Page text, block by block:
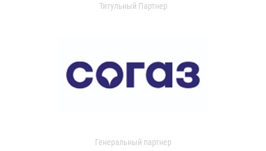
Титульный Партнер
Генеральный партнер